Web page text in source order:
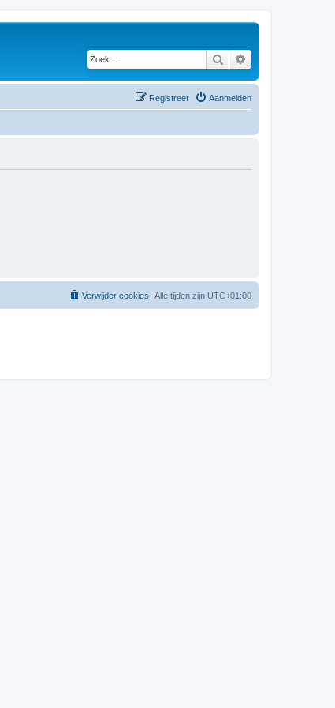
Zoek
Aanmelden
Registreer
Alle tijden zijn UTC+01:00
Verwijder cookies